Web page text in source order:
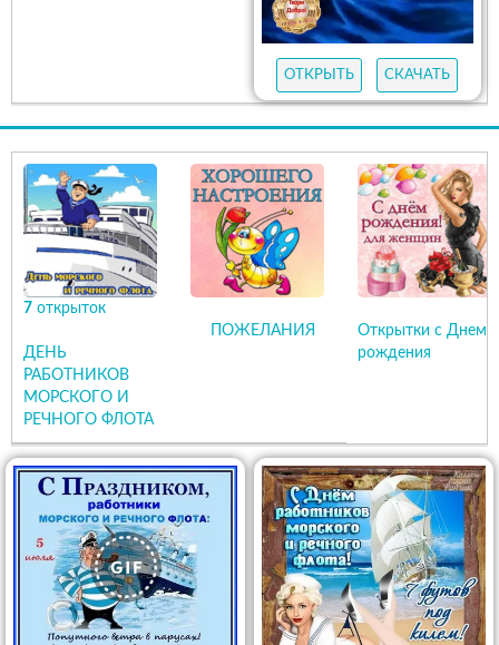
ОТКРЫТЬ СКАЧАТЬ
7 открыток
ДЕНЬ
РАБОТНИКОВ
МОРСКОГО И
РЕЧНОГО ФЛОТА
ПОЖЕЛАНИЯ
Открытки с Днем
рождения